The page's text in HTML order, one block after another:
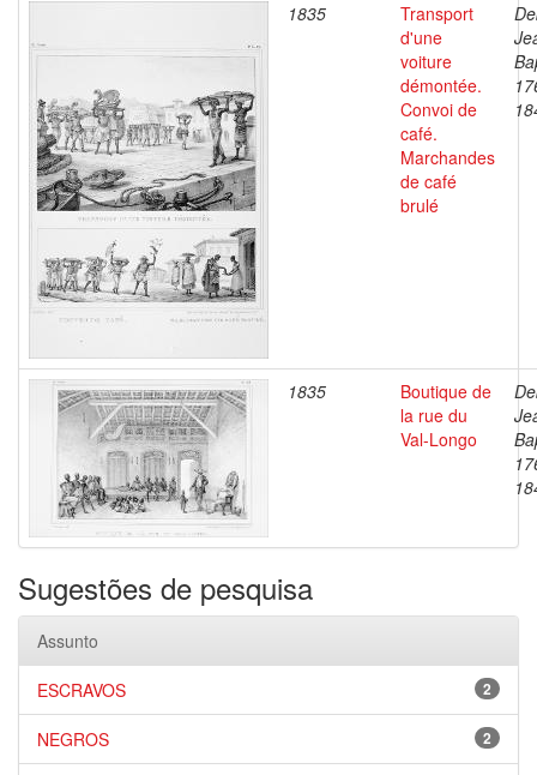
1835
Transport
d'une
voiture
démontée.
Convoi de
café.
Marchandes
de café
brulé
1835
Boutique de
la rue du
Val-Longo
Sugestões de pesquisa
Assunto
2
ESCRAVOS
2
NEGROS